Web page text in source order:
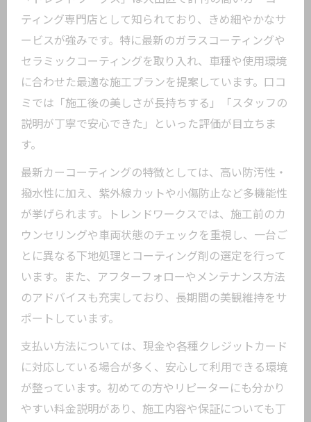
長く美しく保つ秘訣はメンテナンスの工夫に
あり
寿命を延ばすための洗車と保管のポイン
ト
プロが教えるカーコーティング長持ちの
カーオーディオと併用した車内外ケアの
工夫
ティング専門店として知られており、きめ細やかなサ
ービスが強みです。特に最新のガラスコーティングや
セラミックコーティングを取り入れ、車種や使用環境
に合わせた最適な施工プランを提案しています。口コ
ミでは「施工後の美しさが長持ちする」「スタッフの
説明が丁寧で安心できた」といった評価が目立ちま
す。
最新カーコーティングの特徴としては、高い防汚性・
撥水性に加え、紫外線カットや小傷防止など多機能性
が挙げられます。トレンドワークスでは、施工前のカ
ウンセリングや車両状態のチェックを重視し、一台ご
とに異なる下地処理とコーティング剤の選定を行って
います。また、アフターフォローやメンテナンス方法
のアドバイスも充実しており、長期間の美観維持をサ
ポートしています。
支払い方法については、現金や各種クレジットカード
に対応している場合が多く、安心して利用できる環境
が整っています。初めての方やリピーターにも分かり
やすい料金説明があり、施工内容や保証についても丁